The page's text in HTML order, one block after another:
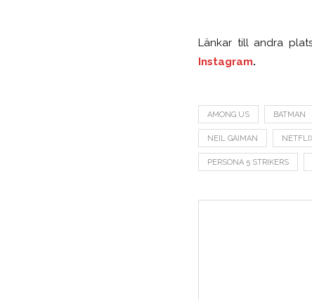
Länkar till andra
Instagram.
AMONG US BATMAN
NEIL GAIMAN
PERSONA 5 STRIKERS